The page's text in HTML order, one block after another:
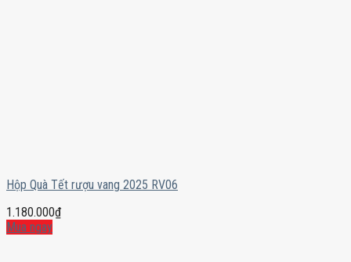
Hộp Quà Tết rượu vang 2025 RV06
1.180.000₫
Mua ngay